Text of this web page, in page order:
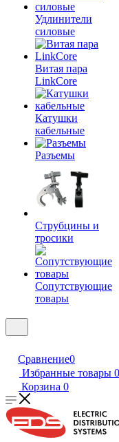
Удлинители
силовые
Витая пара
LinkCore
Катушки
кабельные
Разъемы
Струбцины и
тросики
Сопутствующие
товары
Сравнение0
Избранные товары 0
Корзина 0